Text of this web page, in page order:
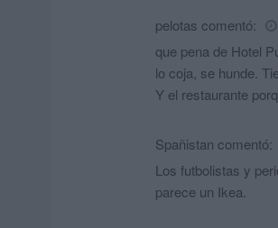
pelotas comentó:
que pena de Hotel
lo coja, se hunde.
Y el restaurante
Spañistan comentó:
Los futbolistas y
parece un Ikea.